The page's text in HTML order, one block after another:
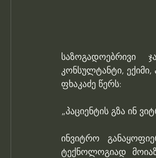
საზოგადოებრივი
კონსულტანტი,
ფხაკაძე წერს:
„პაციენტის გზა ინ
ინვიტრო
ტექნოლოგიად